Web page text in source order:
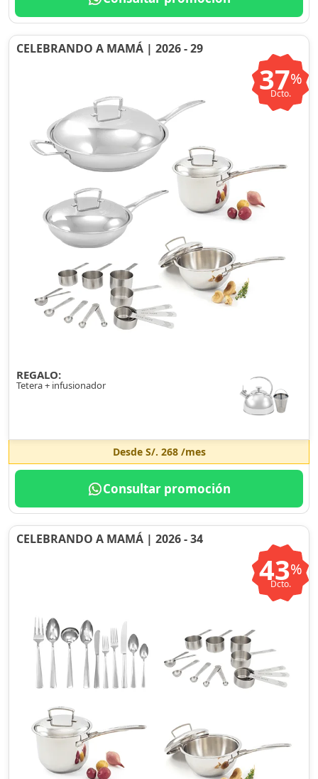
CELEBRANDO A MAMÁ | 2026 - 29
37%
Dcto.
REGALO:
Tetera + infusionador
Desde S/. 268/mes
Consultar promoción
CELEBRANDO A MAMÁ | 2026 - 34
43%
Dcto.